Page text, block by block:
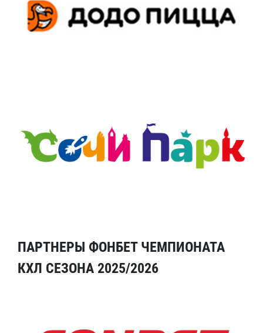
ПАРТНЕРЫ ФОНБЕТ ЧЕМПИОНАТА
КХЛ СЕЗОНА 2025/2026